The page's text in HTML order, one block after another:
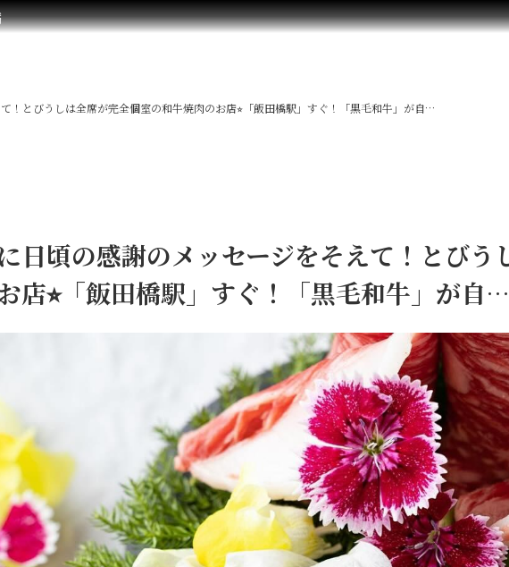
！とびうしは全席が完全個室の和牛焼肉のお店⭐︎「飯田橋駅」すぐ！「黒毛和牛」が自…
日頃の感謝のメッセージをそえて！とびう
店⭐︎「飯田橋駅」すぐ！「黒毛和牛」が自…